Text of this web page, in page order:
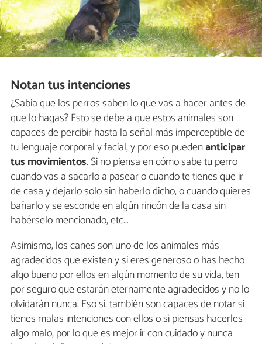
Notan tus intenciones
¿Sabía que los perros saben lo que vas a hacer antes de
que lo hagas? Esto se debe a que estos animales son
capaces de percibir hasta la señal más imperceptible de
tu lenguaje corporal y facial, y por eso puedenanticipar
tus movimientos. Si no piensa en cómo sabe tu perro
cuando vas a sacarlo a pasear o cuando te tienes que ir
de casa y dejarlo solo sin haberlo dicho, o cuando quieres
bañarlo y se esconde en algún rincón de la casa sin
habérselo mencionado, etc...
Asimismo, los canes son uno de los animales más
agradecidos que existen y si eres generoso o has hecho
algo bueno por ellos en algún momento de su vida, ten
por seguro que estarán eternamente agradecidos y no lo
olvidarán nunca. Eso sí, también son capaces de notar si
tienes malas intenciones con ellos o si piensas hacerles
algo malo, por lo que es mejor ir con cuidado y nunca